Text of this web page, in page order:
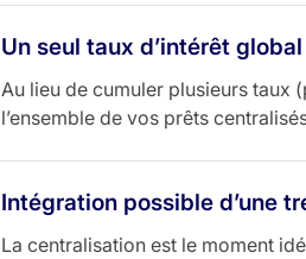
Un seul taux d’intérêt global
Au lieu de cumuler plusieurs taux
l’ensemble de vos prêts
Intégration possible d’une
La centralisation est le moment